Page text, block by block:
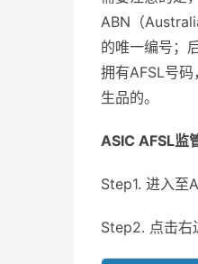
ABN（
的唯一编号；
拥有AFSL号
生品的。
ASIC AFSL监
Step1. 进入至
Step2. 点击